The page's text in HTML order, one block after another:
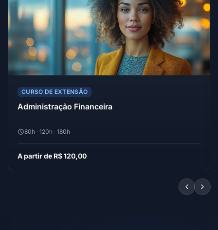
CURSO DE EXTENSÃO
Administração Financeira
80h · 120h · 180h
A partir de R$ 120,00